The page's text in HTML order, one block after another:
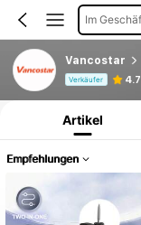
Im
Vancostar
Verkäufer
Produktinformation:
Artikel
Empfehlungen